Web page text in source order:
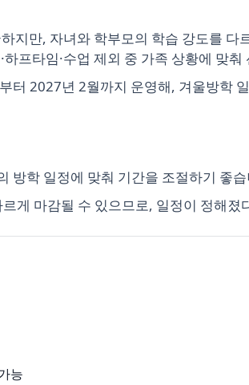
지만, 자녀와 학부모의 학습 강도를
프타임·수업 제외 중 가족 상황에 맞
터 2027년 2월까지 운영해, 겨울방학
방학 일정에 맞춰 기간을 조절하기 좋
게 마감될 수 있으므로, 일정이 정해
능